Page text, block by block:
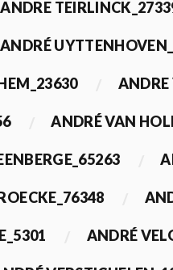
ANDRE
ANDRÉ
ANDRE
ANDRÉ VAN
ANDRÉ